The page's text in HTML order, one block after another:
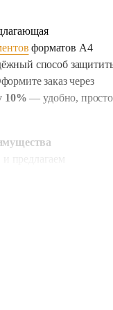
форматов А4
способ
заказ через
10% — удобно, просто
предлагаем
— в порядке